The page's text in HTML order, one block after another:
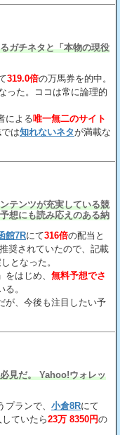
ガチネタと「本物の現役
319.0倍の万馬券を的中。
った。ココは常に論理的
による唯一無二のサイト
は知れないネタが満載な
テンツが充実している競
想にも読み応えのある納
館7Rにて316倍の配当と
奨されていたので、記載
となった。
」をはじめ、 無料予想でさ
。
が、今後も注目したい予
見だ。 Yahoo!ウォレッ
プランで、 小倉8Rにて
ていたら23万 8350円の